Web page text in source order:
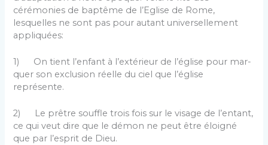
cérémonies de baptême de l’Eglise de Rome,
lesquelles ne sont pas pour autant universellement
appliquées:
1) On tient l’enfant à l’extérieur de l’église pour mar­
quer son exclusion réelle du ciel que l’église
représente.
2) Le prêtre souffle trois fois sur le visage de l’en­tant,
ce qui veut dire que le démon ne peut être éloigné
que par l’esprit de Dieu.